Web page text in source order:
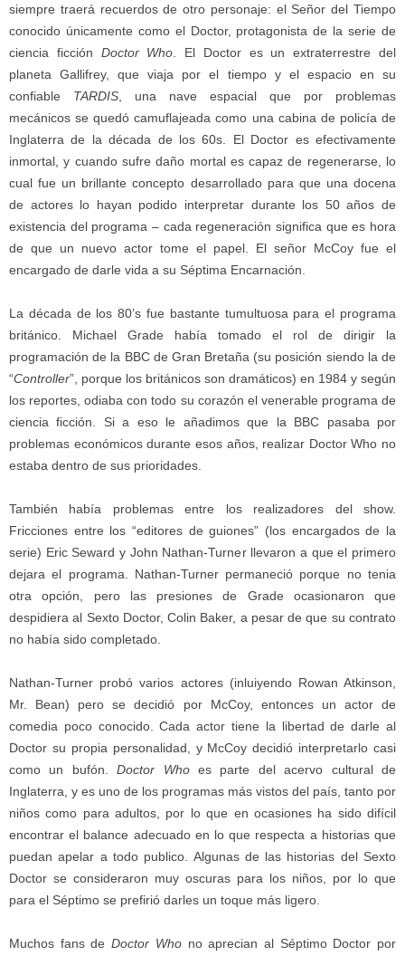
siempre traerá recuerdos de otro personaje: el Señor del Tiempo
conocido únicamente como el Doctor, protagonista de la serie de
ciencia ficción Doctor Who . El Doctor es un extraterrestre del
planeta Gallifrey, que viaja por el tiempo y el espacio en su
confiable TARDIS , una nave espacial que por problemas
mecánicos se quedó camuflajeada como una cabina de policía de
Inglaterra de la década de los 60s. El Doctor es efectivamente
inmortal, y cuando sufre daño mortal es capaz de regenerarse, lo
cual fue un brillante concepto desarrollado para que una docena
de actores lo hayan podido interpretar durante los 50 años de
existencia del programa – cada regeneración significa que es hora
de que un nuevo actor tome el papel. El señor McCoy fue el
encargado de darle vida a su Séptima Encarnación.
La década de los 80’s fue bastante tumultuosa para el programa
británico. Michael Grade había tomado el rol de dirigir la
programación de la BBC de Gran Bretaña (su posición siendo la de
“Controller”, porque los británicos son dramáticos) en 1984 y según
los reportes, odiaba con todo su corazón el venerable programa de
ciencia ficción. Si a eso le añadimos que la BBC pasaba por
problemas económicos durante esos años, realizar Doctor Who no
estaba dentro de sus prioridades.
También había problemas entre los realizadores del show.
Fricciones entre los “editores de guiones” (los encargados de la
serie) Eric Seward y John Nathan-Turner llevaron a que el primero
dejara el programa. Nathan-Turner permaneció porque no tenia
otra opción, pero las presiones de Grade ocasionaron que
despidiera al Sexto Doctor, Colin Baker, a pesar de que su contrato
no había sido completado.
Nathan-Turner probó varios actores (inluiyendo Rowan Atkinson,
Mr. Bean) pero se decidió por McCoy, entonces un actor de
comedia poco conocido. Cada actor tiene la libertad de darle al
Doctor su propia personalidad, y McCoy decidió interpretarlo casi
como un bufón.Doctor Whoes parte del acervo cultural de
Inglaterra, y es uno de los programas más vistos del país, tanto por
niños como para adultos, por lo que en ocasiones ha sido difícil
encontrar el balance adecuado en lo que respecta a historias que
puedan apelar a todo publico. Algunas de las historias del Sexto
Doctor se consideraron muy oscuras para los niños, por lo que
para el Séptimo se prefirió darles un toque más ligero.
Muchos fans deDoctor Whono aprecian al Séptimo Doctor por